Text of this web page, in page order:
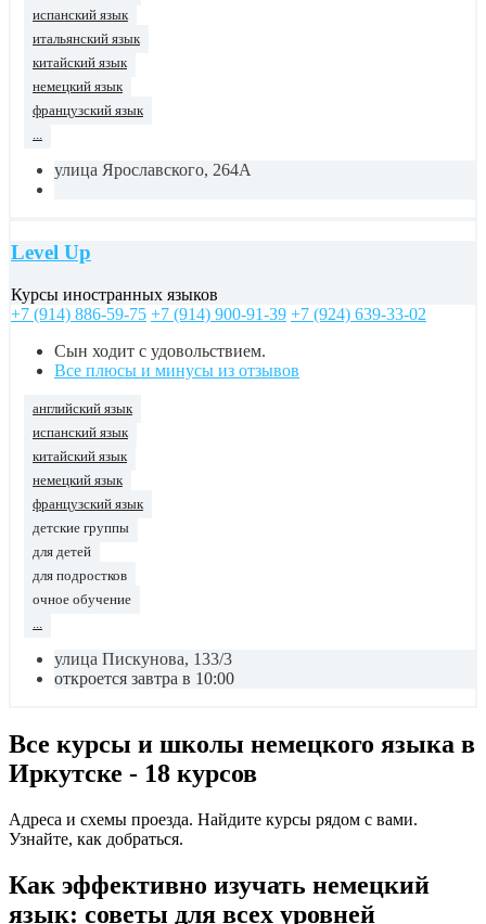
испанский язык
итальянский язык
китайский язык
немецкий язык
французский язык
улица Ярославского, 264А
Level Up
Курсы иностранных языков
+7 (914) 886-59-75 +7 (914) 900-91-39 +7 (924) 639-33-02
Сын ходит с удовольствием.
Все плюсы и минусы из отзывов
английский язык
испанский язык
китайский язык
немецкий язык
французский язык
детские группы
для детей
для подростков
очное обучение
...
улица Пискунова, 133/3
откроется завтра в 10:00
Все курсы и школы немецкого языка в
Иркутске - 18 курсов
Адреса и схемы проезда. Найдите курсы рядом с вами.
Узнайте, как добраться.
Как эффективно изучать немецкий
язык: советы для всех уровней